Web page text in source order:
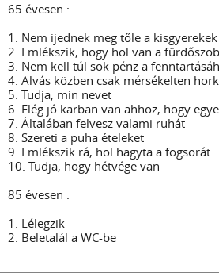
65 évesen :
1. Nem ijednek meg tőle a kisgyerekek
2. Emlékszik, hogy hol van a
3. Nem kell túl sok pénz a
4. Alvás közben csak mérsékelten
5. Tudja, min nevet
6. Elég jó karban van ahhoz, hogy
7. Általában felvesz valami ruhát
8. Szereti a puha ételeket
9. Emlékszik rá, hol hagyta a fogsorát
10. Tudja, hogy hétvége van
85 évesen :
1. Lélegzik
2. Beletalál a WC-be